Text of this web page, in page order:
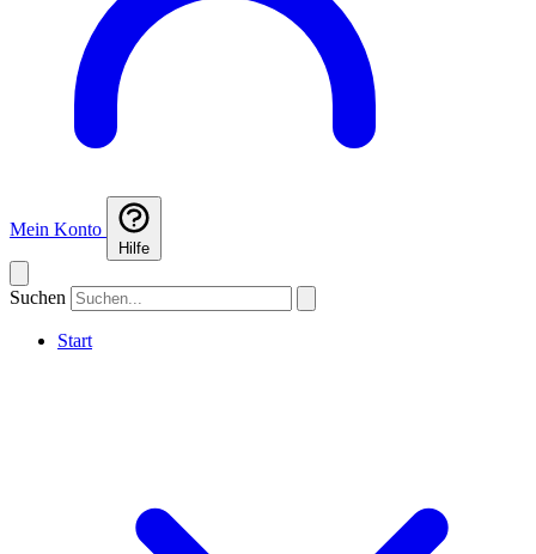
Mein Konto
Hilfe
Suchen
Start